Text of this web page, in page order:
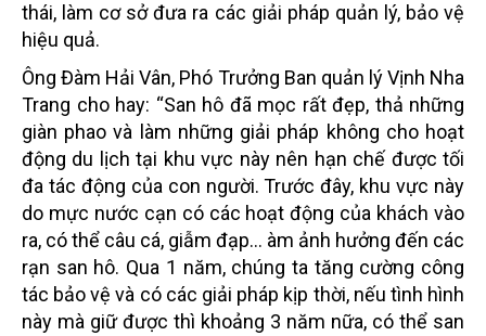
thái, làm cơ sở đưa ra các giải pháp quản lý, bảo vệ
hiệu quả.
Ông Đàm Hải Vân, Phó Trưởng Ban quản lý Vịnh Nha
Trang cho hay: “San hô đã mọc rất đẹp, thả những
giàn phao và làm những giải pháp không cho hoạt
động du lịch tại khu vực này nên hạn chế được tối
đa tác động của con người. Trước đây, khu vực này
do mực nước cạn có các hoạt động của khách vào
ra, có thể câu cá, giẫm đạp… àm ảnh hưởng đến các
rạn san hô. Qua 1 năm, chúng ta tăng cường công
tác bảo vệ và có các giải pháp kịp thời, nếu tình hình
này mà giữ được thì khoảng 3 năm nữa, có thể san